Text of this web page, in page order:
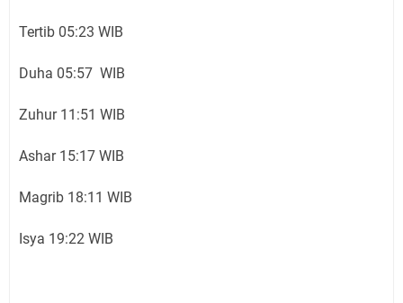
Tertib 05:23 WIB
Duha 05:57 WIB
Zuhur 11:51 WIB
Ashar 15:17 WIB
Magrib 18:11 WIB
Isya 19:22 WIB